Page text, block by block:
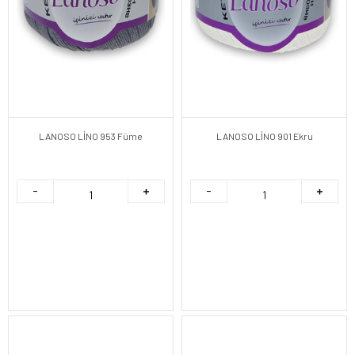
LANOSO LİNO 953 Füme LANOSO LİNO 901 Ekru